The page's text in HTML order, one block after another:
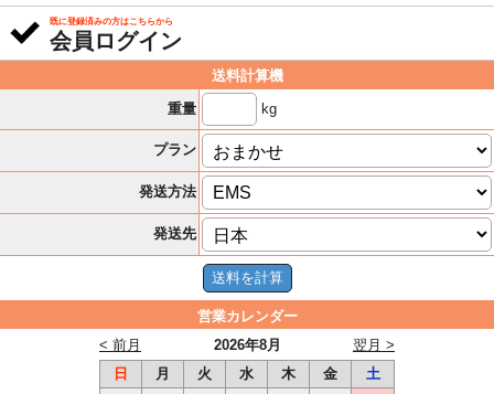
既に登録済みの方はこちらから
会員ログイン
送料計算機
重量
kg
プラン
発送方法
発送先
営業カレンダー
2026年8月
< 前月
翌月 >
日
月 火 水 木 金
土